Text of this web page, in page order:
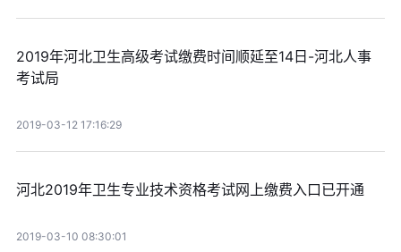
2019年河北卫生高级考试缴费时间顺延至14日-河北人事
考试局
2019-03-12 17:16:29
河北2019年卫生专业技术资格考试网上缴费入口已开通
2019-03-10 08:30:01